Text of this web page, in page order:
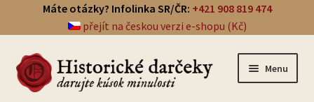
Máte otázky? Infolinka SR/ČR: +421 908 819 474
přejít na českou verzi e-shopu (Kč)
Menu